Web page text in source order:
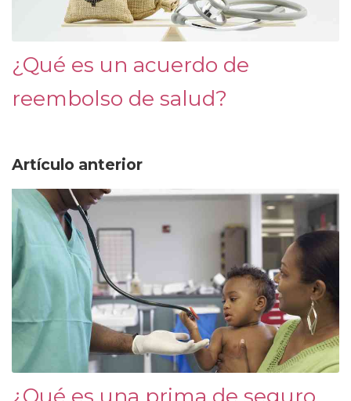
¿Qué es un acuerdo de
reembolso de salud?
Artículo anterior